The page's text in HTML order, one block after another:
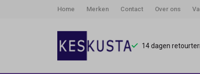
Home Merken Contact Over ons
14 dagen